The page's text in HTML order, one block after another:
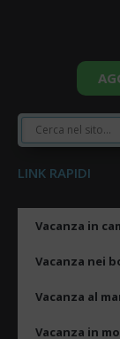
LINK RAPIDI
Vacanza in
Vacanza nei
Vacanza al
Vacanza in